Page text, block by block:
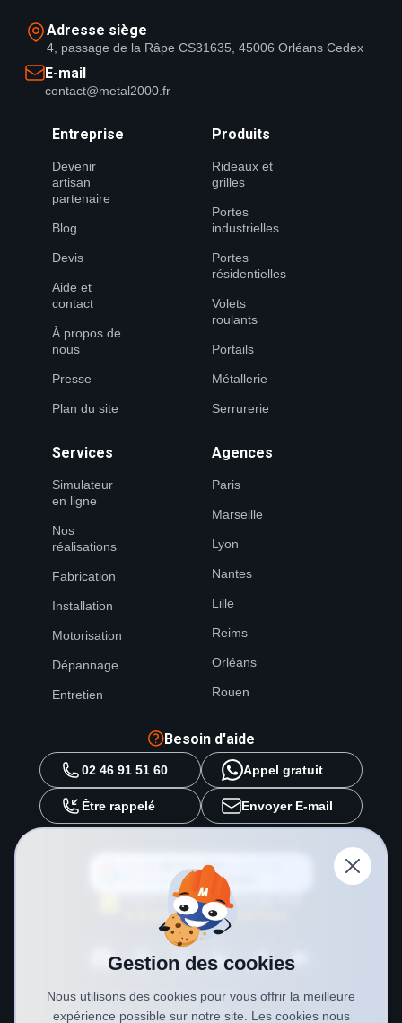
Adresse siège
4, passage de la Râpe CS31635, 45006 Orléans Cedex
E-mail
contact@metal2000.fr
Entreprise
Devenir
artisan
partenaire
Blog
Devis
Aide et
contact
À propos de
nous
Presse
Plan du site
Produits
Rideaux et
grilles
Portes
industrielles
Portes
résidentielles
Volets
roulants
Portails
Métallerie
Serrurerie
Services
Simulateur
en ligne
Nos
réalisations
Fabrication
Installation
Motorisation
Dépannage
Entretien
Agences
Paris
Marseille
Lyon
Nantes
Lille
Reims
Orléans
Rouen
Besoin d'aide
02 46 91 51 60 Appel gratuit
Être rappelé Envoyer E-mail
METAL 2000
source préférée surGoogle
Gestion des cookies
Nous utilisons des cookies pour vous offrir la meilleure
expérience possible sur notre site. Les cookies nous